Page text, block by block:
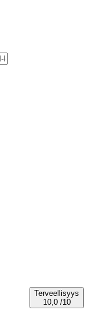
Terveellisyys
10,0 /10